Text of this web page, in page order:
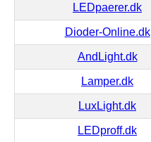
LEDpaerer.dk
Dioder-Online.dk
AndLight.dk
Lamper.dk
LuxLight.dk
LEDproff.dk